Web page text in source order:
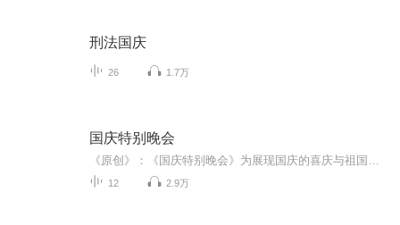
刑法国庆
26 1.7万
国庆特别晚会
12 2.9万